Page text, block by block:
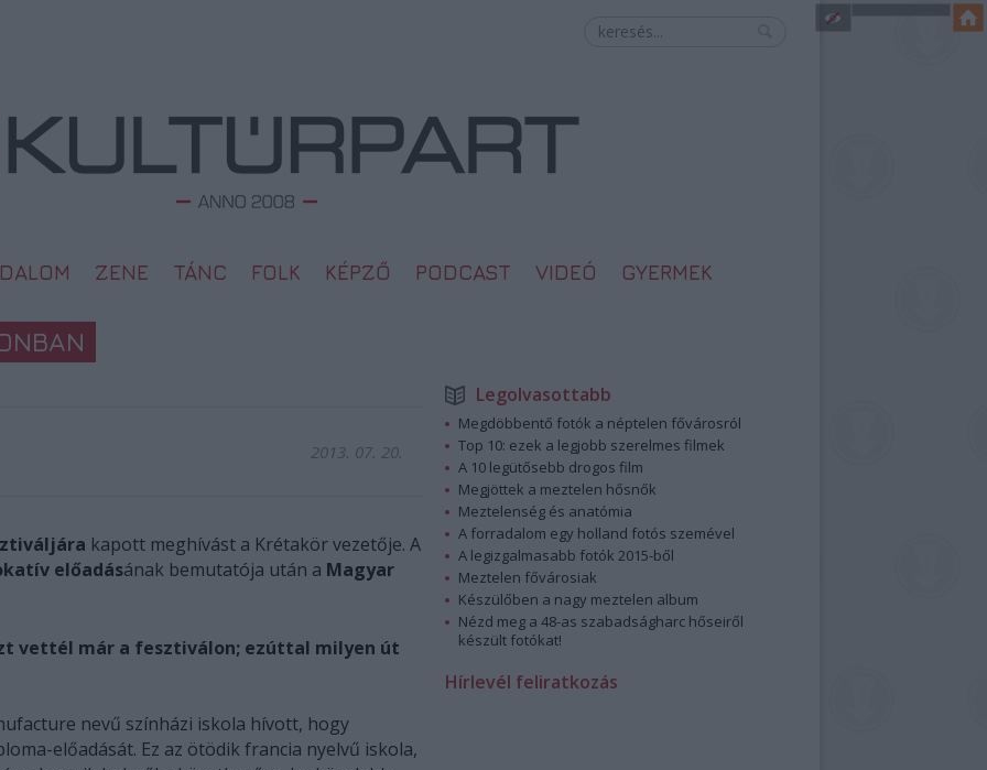
ZENE TÁNC FOLK KÉPZŐ PODCAST VIDEÓ GYERMEK
2013. 07. 20.
kapott meghívást a Krétakör vezetője. A
előadásának bemutatója után a Magyar
vettél már a fesztiválon; ezúttal milyen út
nevű színházi iskola hívott, hogy
előadását. Ez az ötödik francia nyelvű iskola,
Legolvasottabb
Megdöbbentő fotók a néptelen fővárosról
Top 10: ezek a legjobb szerelmes filmek
A 10 legütősebb drogos film
Megjöttek a meztelen hősnők
Meztelenség és anatómia
A forradalom egy holland fotós szemével
A legizgalmasabb fotók 2015-ből
Meztelen fővárosiak
Készülőben a nagy meztelen album
Nézd meg a 48-as szabadságharc hőseiről
készült fotókat!
Hírlevél feliratkozás